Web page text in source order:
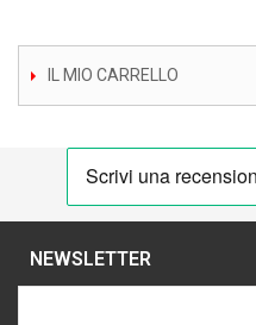
IL MIO CARRELLO
NEWSLETTER